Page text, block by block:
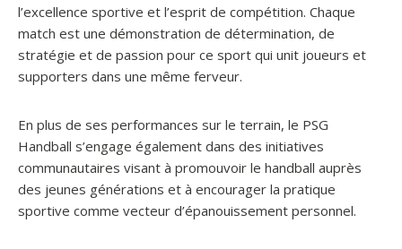
l’excellence sportive et l’esprit de compétition. Chaque
match est une démonstration de détermination, de
stratégie et de passion pour ce sport qui unit joueurs et
supporters dans une même ferveur.
En plus de ses performances sur le terrain, le PSG
Handball s’engage également dans des initiatives
communautaires visant à promouvoir le handball auprès
des jeunes générations et à encourager la pratique
sportive comme vecteur d’épanouissement personnel.